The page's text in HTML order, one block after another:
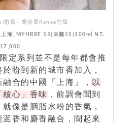
攝、妞新聞Renee拍攝
上海_MYHRRE 55(末藥55)100ml NT.
17,000
定系列並不是每年都會推
盼到新的城市香加入，
融合的 中國「上海」，
以
核心」香味
，前調會聞到
像是胭脂水粉的香氣，
香和麝香融合，聞起來